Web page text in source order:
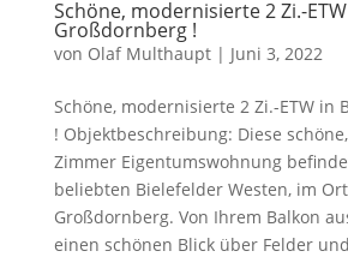
Schöne, modernisierte 2 Zi.-
Großdornberg !
von Olaf Multhaupt| Juni 3, 2022
Schöne, modernisierte 2 Zi.-ETW in
! Objektbeschreibung: Diese
Zimmer Eigentumswohnung
beliebten Bielefelder Westen, im
Großdornberg. Von Ihrem Balkon
einen schönen Blick über Felder